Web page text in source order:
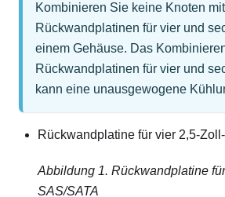
Kombinieren Sie keine Knoten mit
Rückwandplatinen für vier und
einem Gehäuse. Das
Rückwandplatinen für vier und
kann eine unausgewogene
Rückwandplatine für vier 2,5-
Abbildung 1. Rückwandplatine
SAS/SATA